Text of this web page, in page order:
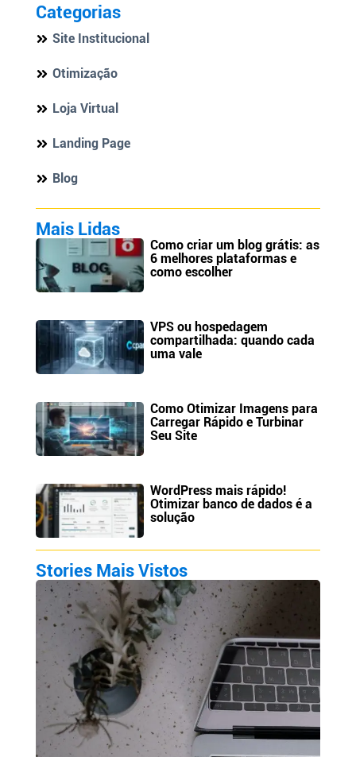
Categorias
Site Institucional
Otimização
Loja Virtual
Landing Page
Blog
Mais Lidas
Como criar um blog grátis: as
6 melhores plataformas e
como escolher
VPS ou hospedagem
compartilhada: quando cada
uma vale
Como Otimizar Imagens para
Carregar Rápido e Turbinar
Seu Site
WordPress mais rápido!
Otimizar banco de dados é a
solução
Stories Mais Vistos